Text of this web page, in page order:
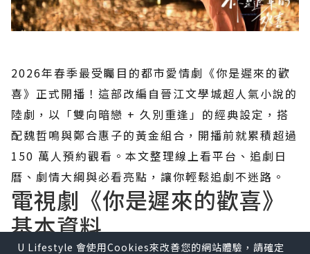
2026年春季最受矚目的都市愛情劇《你是遲來的歡
喜》正式開播！這部改編自晉江文學城超人氣小說的
陸劇，以「雙向暗戀 + 久別重逢」的經典設定，搭
配魏哲鳴與鄭合惠子的黃金組合，開播前就累積超過
150 萬人預約觀看。本文整理線上看平台、追劇日
曆、劇情大綱與必看亮點，讓你輕鬆追劇不迷路。
電視劇《你是遲來的歡喜》
基本資料
U Lifestyle 會使用Cookies來改善您的網站體驗，請確定